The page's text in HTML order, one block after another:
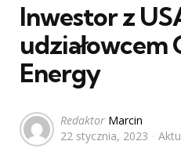
Inwestor z
udziałowcem
Energy
Posted
by
Redaktor Marcin
22 stycznia, 2023